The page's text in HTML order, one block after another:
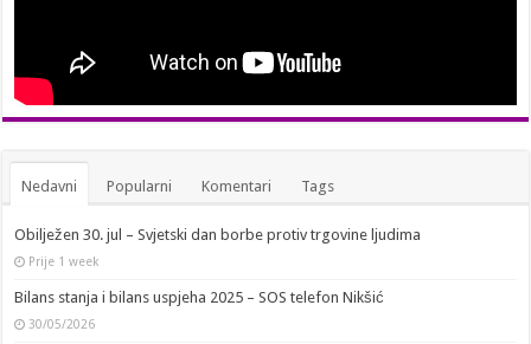
Nedavni Popularni Komentari Tags
Obilježen 30. jul – Svjetski dan borbe protiv trgovine ljudima
Prije 1 week
Bilans stanja i bilans uspjeha 2025 – SOS telefon Nikšić
30/05/2026